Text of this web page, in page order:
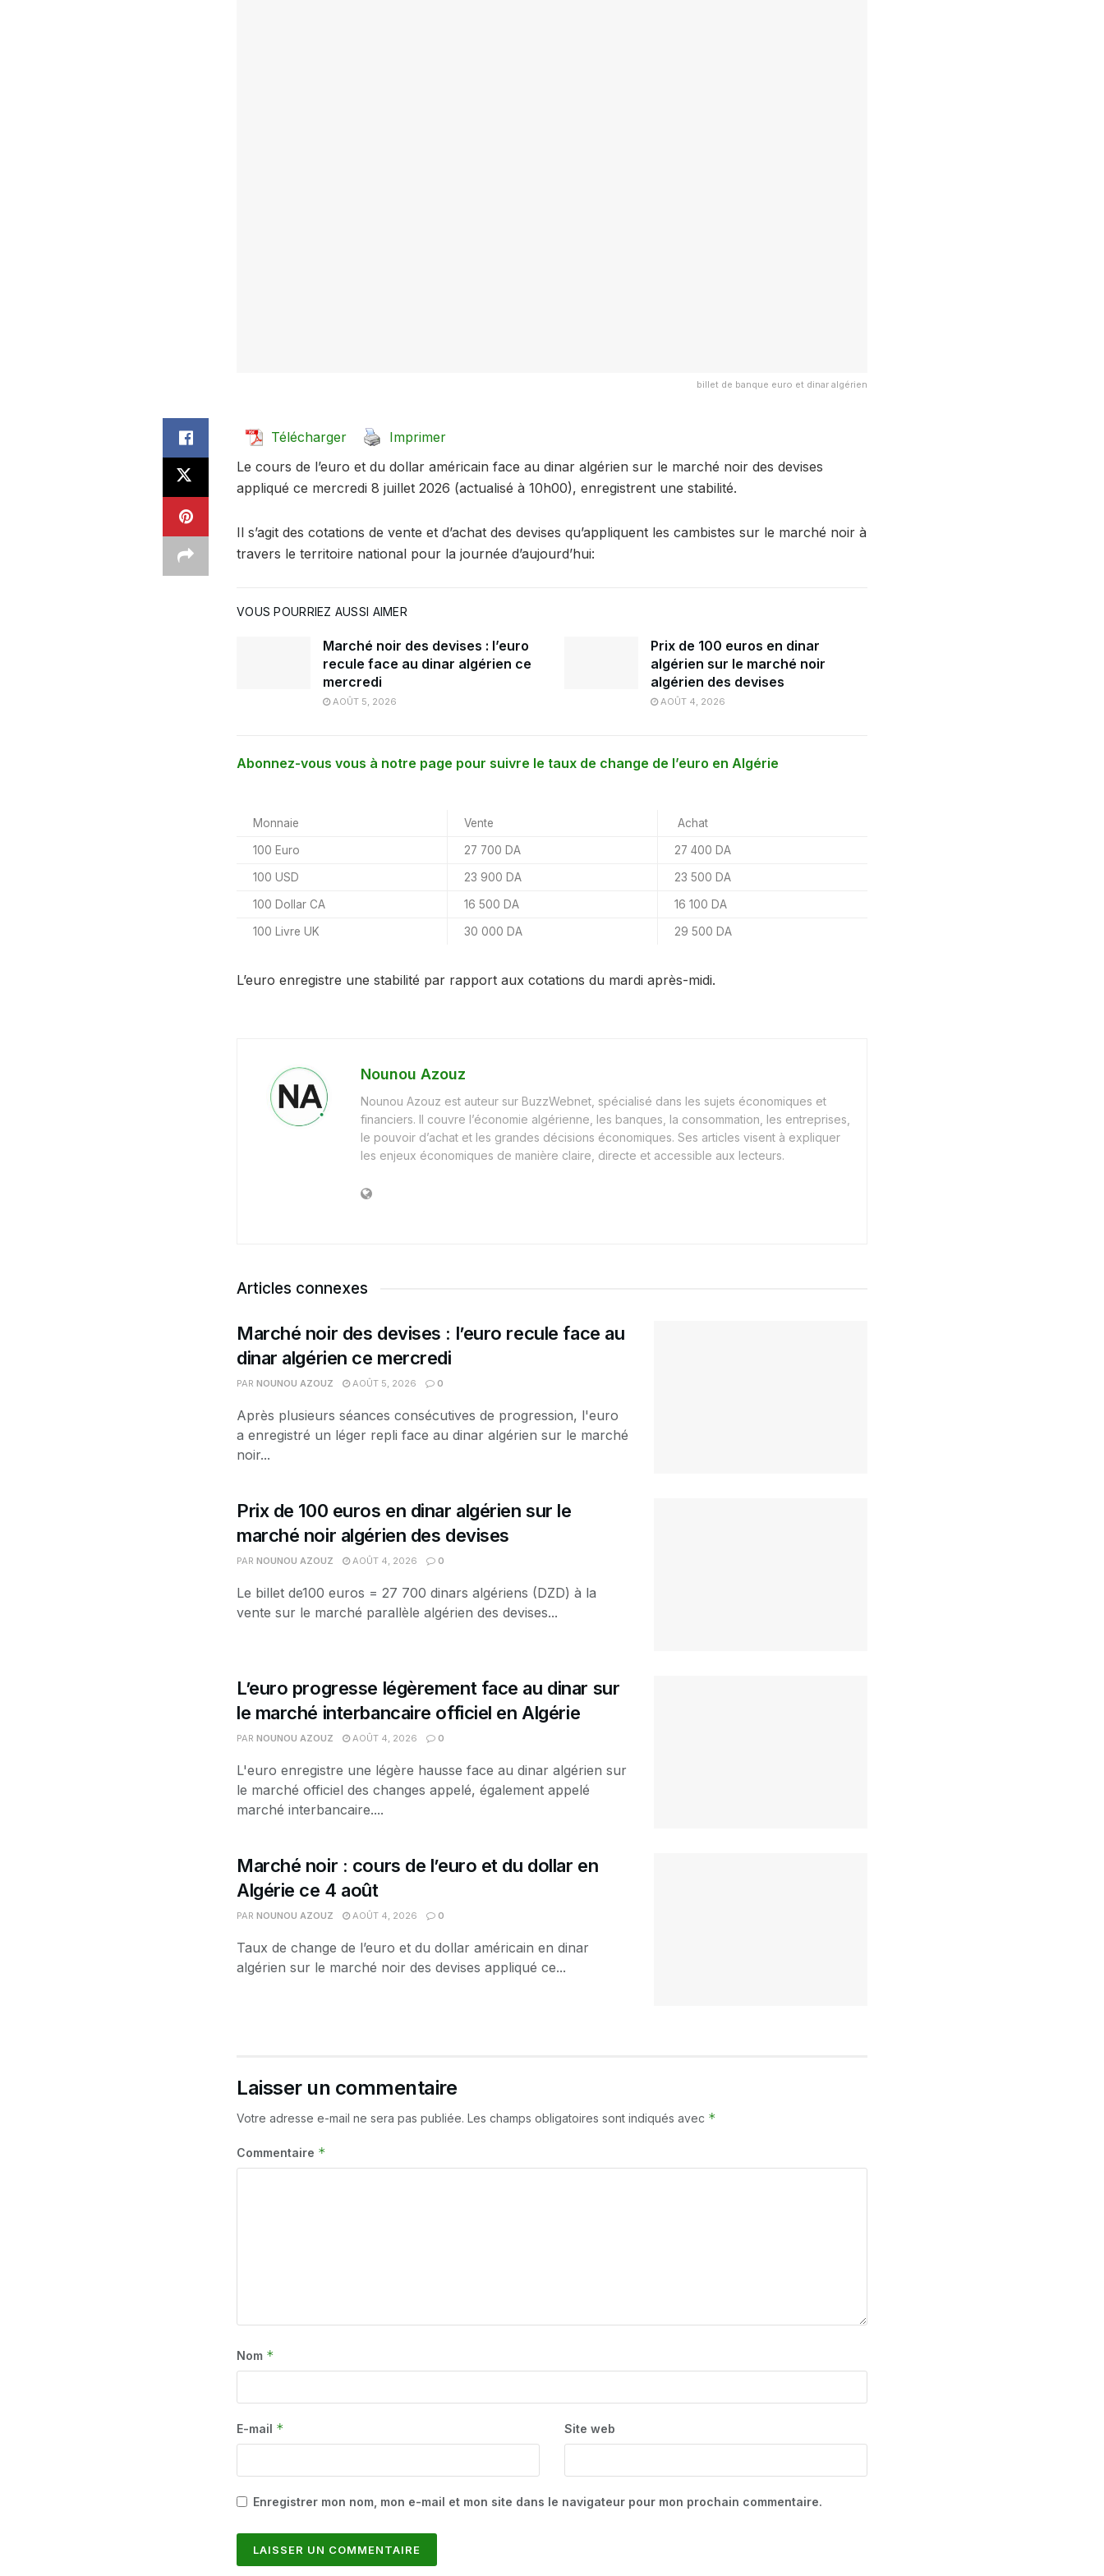
billet de banque euro et dinar algérien
Télécharger
Imprimer
Le cours de l’euro et du dollar américain face au dinar algérien sur le marché noir des devises
appliqué ce mercredi 8 juillet 2026 (actualisé à 10h00), enregistrent une stabilité.
Il s’agit des cotations de vente et d’achat des devises qu’appliquent les cambistes sur le marché noir à
travers le territoire national pour la journée d’aujourd’hui:
VOUS POURRIEZ AUSSI AIMER
Marché noir des devises : l’euro
recule face au dinar algérien ce
mercredi
AOÛT 5, 2026
Prix de 100 euros en dinar
algérien sur le marché noir
algérien des devises
AOÛT 4, 2026
Abonnez-vous vous à notre page pour suivre le taux de change de l’euro en Algérie
Monnaie Vente Achat
100 Euro 27 700 DA 27 400 DA
100 USD 23 900 DA 23 500 DA
100 Dollar CA 16 500 DA 16 100 DA
100 Livre UK 30 000 DA 29 500 DA
L’euro enregistre une stabilité par rapport aux cotations du mardi après-midi.
Nounou Azouz
Nounou Azouz est auteur sur BuzzWebnet, spécialisé dans les sujets économiques et
financiers. Il couvre l’économie algérienne, les banques, la consommation, les entreprises,
le pouvoir d’achat et les grandes décisions économiques. Ses articles visent à expliquer
les enjeux économiques de manière claire, directe et accessible aux lecteurs.
Articles connexes
Marché noir des devises : l’euro recule face au
dinar algérien ce mercredi
PAR NOUNOU AZOUZ AOÛT 5, 2026 0
Après plusieurs séances consécutives de progression, l'euro
a enregistré un léger repli face au dinar algérien sur le marché
noir...
Prix de 100 euros en dinar algérien sur le
marché noir algérien des devises
PAR NOUNOU AZOUZ AOÛT 4, 2026 0
Le billet de100 euros = 27 700 dinars algériens (DZD) à la
vente sur le marché parallèle algérien des devises...
L’euro progresse légèrement face au dinar sur
le marché interbancaire officiel en Algérie
PAR NOUNOU AZOUZ AOÛT 4, 2026 0
L'euro enregistre une légère hausse face au dinar algérien sur
le marché officiel des changes appelé, également appelé
marché interbancaire....
Marché noir : cours de l’euro et du dollar en
Algérie ce 4 août
PAR NOUNOU AZOUZ AOÛT 4, 2026 0
Taux de change de l’euro et du dollar américain en dinar
algérien sur le marché noir des devises appliqué ce...
Laisser un commentaire
Votre adresse e-mail ne sera pas publiée. Les champs obligatoires sont indiqués avec *
Commentaire *
Nom *
E-mail * Site web
Enregistrer mon nom, mon e-mail et mon site dans le navigateur pour mon prochain commentaire.